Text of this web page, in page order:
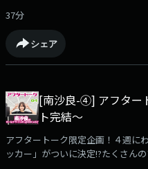
き/のぶ先生/radikoアプリでお聴き
https://radiko.jp/podcast/
公式Xアカウント@ann_podcast
37分
シェア
[南沙良-④] アフター
ト完結～
アフタートーク限定企画！４週に
ッカー」がついに決定!?たくさん